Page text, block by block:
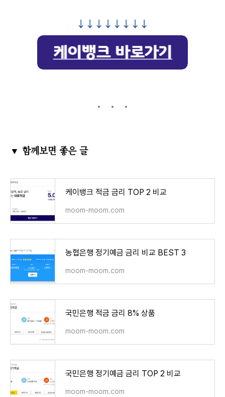
↓↓↓↓↓↓↓↓
▼ 함께보면 좋은 글
케이뱅크 적금 금리 TOP 2 비교
moom-moom.com
농협은행 정기예금 금리 비교 BEST 3
moom-moom.com
국민은행 적금 금리 8% 상품
moom-moom.com
국민은행 정기예금 금리 TOP 2 비교
moom-moom.com